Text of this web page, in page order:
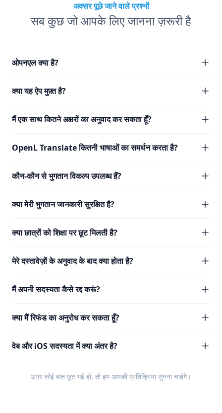
अक्सर पूछे जाने वाले प्रश्नों
सब कुछ जो आपके लिए जानना ज़रूरी है
ओपनएल क्या है?
क्या यह ऐप मुफ़्त है?
मैं एक साथ कितने अक्षरों का अनुवाद कर सकता हूँ?
OpenL Translate कितनी भाषाओं का समर्थन करता है?
कौन-कौन से भुगतान विकल्प उपलब्ध हैं?
क्या मेरी भुगतान जानकारी सुरक्षित है?
क्या छात्रों को शिक्षा पर छूट मिलती है?
मेरे दस्तावेज़ों के अनुवाद के बाद क्या होता है?
मैं अपनी सदस्यता कैसे रद्द करूं?
क्या मैं रिफंड का अनुरोध कर सकता हूँ?
वेब और iOS सदस्यता में क्या अंतर है?
अगर कोई बात छूट गई हो, तो हम आपकी प्रतिक्रिया सुनना चाहेंगे।